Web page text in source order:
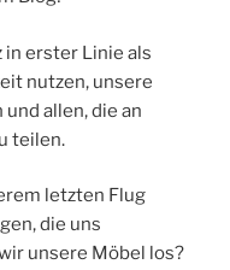
in erster Linie als
nutzen, unsere
allen, die an
teilen.
letzten Flug
die uns
unsere Möbel los?